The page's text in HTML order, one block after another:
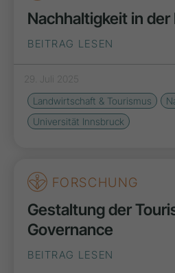
Nachhaltigkeit in der
BEITRAG LESEN
29. Juli 2025
Landwirtschaft & Tourismus
Universität Innsbruck
FORSCHUNG
Gestaltung der
Governance
BEITRAG LESEN